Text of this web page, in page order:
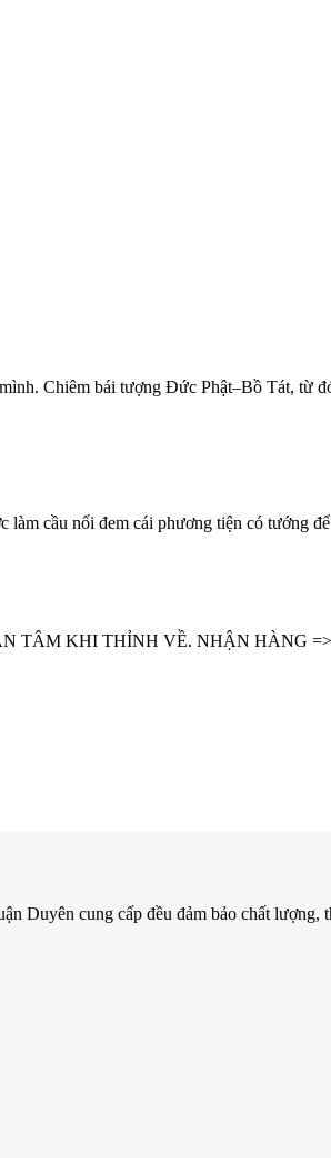
Chiêm bái tượng Đức Phật–Bồ Tát, từ
cầu nối đem cái phương tiện có tướng
TÂM KHI THỈNH VỀ. NHẬN HÀNG
Duyên cung cấp đều đảm bảo chất lượng,